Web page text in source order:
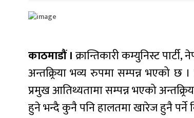
काठमाडौं ।क्रान्तिकारी कम्युनिस्ट
अन्तक्र्रिया भव्य रुपमा सम्पन्न भएको छ
प्रमुख आतिथ्यतामा सम्पन्न भएको
हुने भन्दै कुनै पनि हालतमा खारेज हुनै पर्ने